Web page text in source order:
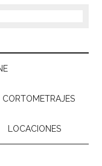
CORTOMETRAJES
LOCACIONES